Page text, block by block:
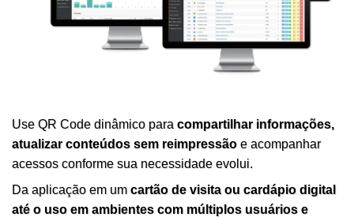
Use QR Code dinâmico para compartilhar informações,
atualizar conteúdos sem reimpressão e acompanhar
acessos conforme sua necessidade evolui.
Da aplicação em um cartão de visita ou cardápio digital
até o uso em ambientes com múltiplos usuários e